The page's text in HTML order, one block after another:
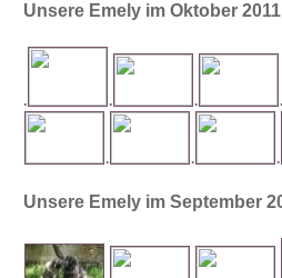
Unsere Emely im Oktober
. . . .
. . .
Unsere Emely im September